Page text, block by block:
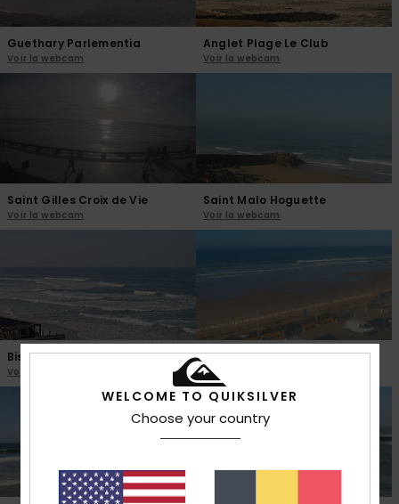
Guethary Parlementia
Voir la webcam
Anglet Plage Le Club
Voir la webcam
Saint Gilles Croix de Vie
Voir la webcam
Saint Malo Hoguette
Voir la webcam
Biscarrosse
Voir la webcam
Lacanau
Voir la webcam
WELCOME TO QUIKSILVER
Choose your country